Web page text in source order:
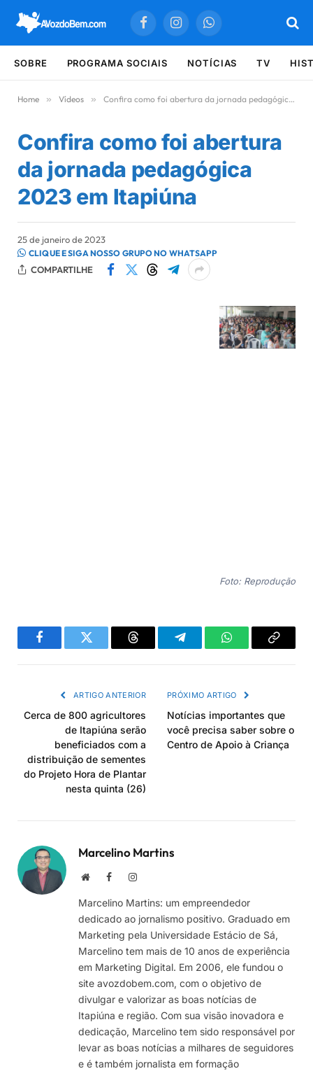
FacebookInstagramWhatsApp
SOBRE PROGRAMA SOCIAIS NOTÍCIAS TV
Home » Vídeos » Confira como foi abertura da jornada pedagógica 2023 em Itapiúna
Confira como foi abertura
da jornada pedagógica
2023 em Itapiúna
25 de janeiro de 2023
CLIQUE E SIGA NOSSO GRUPO NO WHATSAPP
COMPARTILHE
Foto: Reprodução
FacebookTwitter Threads TelegramWhatsAppCopiar
ARTIGO ANTERIOR
Cerca de 800 agricultores
de Itapiúna serão
beneficiados com a
distribuição de sementes
do Projeto Hora de Plantar
nesta quinta (26)
PRÓXIMO ARTIGO
Notícias importantes que
você precisa saber sobre o
Centro de Apoio à Criança
Marcelino Martins
Site FacebookInstagram
Marcelino Martins: um empreendedor
dedicado ao jornalismo positivo. Graduado em
Marketing pela Universidade Estácio de Sá,
Marcelino tem mais de 10 anos de experiência
em Marketing Digital. Em 2006, ele fundou o
site avozdobem.com, com o objetivo de
divulgar e valorizar as boas notícias de
Itapiúna e região. Com sua visão inovadora e
dedicação, Marcelino tem sido responsável por
levar as boas notícias a milhares de seguidores
e é também jornalista em formação